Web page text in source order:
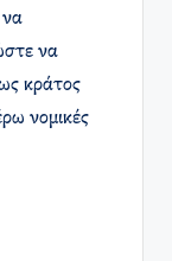
να
να
κράτος
νομικές